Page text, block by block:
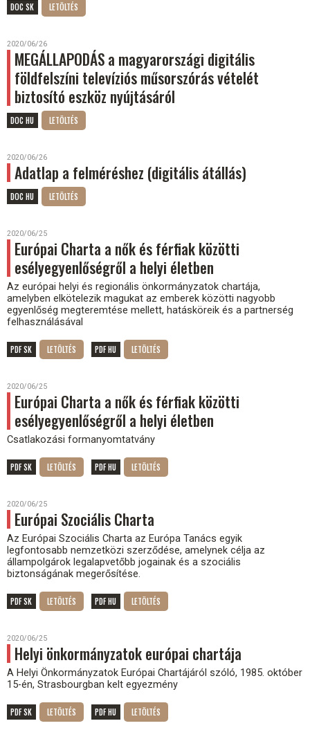
DOC SK
2020/06/26
MEGÁLLAPODÁS a magyarországi digitális
földfelszíni televíziós műsorszórás vételét
biztosító eszköz nyújtásáról
DOC HU
2020/06/26
Adatlap a felméréshez (digitális átállás)
DOC HU
2020/06/25
Európai Charta a nők és férfiak közötti
esélyegyenlőségről a helyi életben
Az európai helyi és regionális önkormányzatok chartája,
amelyben elkötelezik magukat az emberek közötti nagyobb
egyenlőség megteremtése mellett, hatásköreik és a partnerség
felhasználásával
PDF SK PDF HU
2020/06/25
Európai Charta a nők és férfiak közötti
esélyegyenlőségről a helyi életben
Csatlakozási formanyomtatvány
PDF SK PDF HU
2020/06/25
Európai Szociális Charta
Az Európai Szociális Charta az Európa Tanács egyik
legfontosabb nemzetközi szerződése, amelynek célja az
állampolgárok legalapvetőbb jogainak és a szociális
biztonságának megerősítése.
PDF SK PDF HU
2020/06/25
Helyi önkormányzatok európai chartája
A Helyi Önkormányzatok Európai Chartájáról szóló, 1985. október
15-én, Strasbourgban kelt egyezmény
PDF SK PDF HU